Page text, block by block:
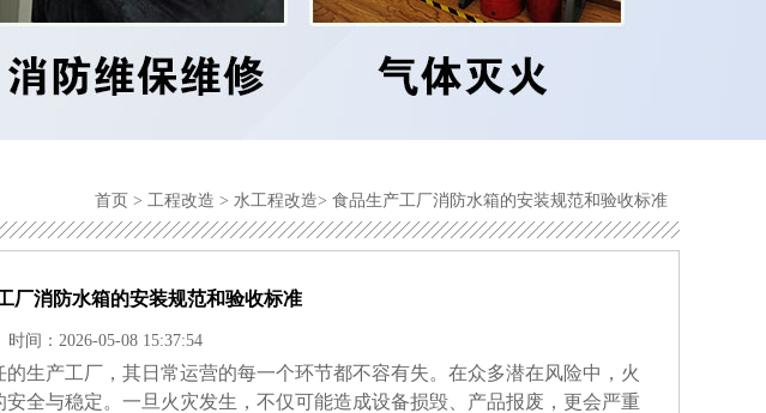
首页 > 工程改造 > 水工程改造> 食品生产工厂消防水箱的安装规范和验收标准
厂消防水箱的安装规范和验收标准
时间：2026-05-08 15:37:54
生产工厂，其日常运营的每一个环节都不容有失。在众多潜在风险中，火
全与稳定。一旦火灾发生，不仅可能造成设备损毁、产品报废，更会严重